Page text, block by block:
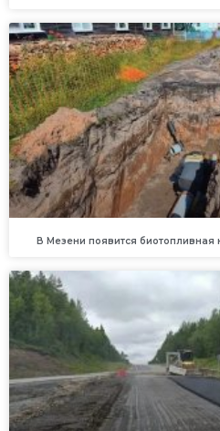
В Мезени появится